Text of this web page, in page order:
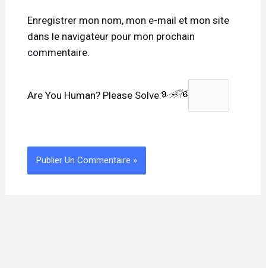
Enregistrer mon nom, mon e-mail et mon site
dans le navigateur pour mon prochain
commentaire.
Are You Human? Please Solve: